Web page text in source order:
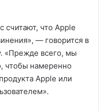
считают, что Apple
— говорится в
«Прежде всего, мы
чтобы намеренно
Apple или